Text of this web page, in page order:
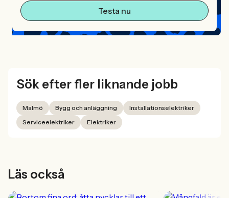
Testa nu
Sök efter fler liknande jobb
Malmö Bygg och anläggning
Installationselektriker
Serviceelektriker
Elektriker
Läs också